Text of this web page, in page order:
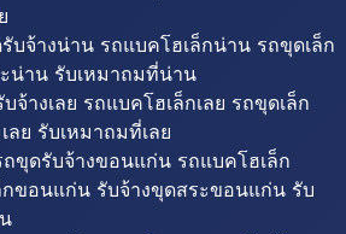
บจ้างน่าน รถแบคโฮเล็กน่าน รถขุดเล็ก
น่าน รับเหมาถมที่น่าน
จ้างเลย รถแบคโฮเล็กเลย รถขุดเล็ก
ลย รับเหมาถมที่เลย
ขุดรับจ้างขอนแก่น รถแบคโฮเล็ก
ขอนแก่น รับจ้างขุดสระขอนแก่น รับ